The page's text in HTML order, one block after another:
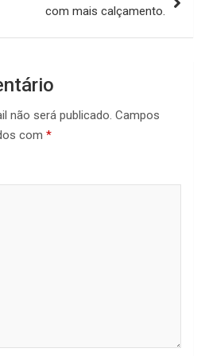
com mais calçamento.
não será publicado. Campos
com *